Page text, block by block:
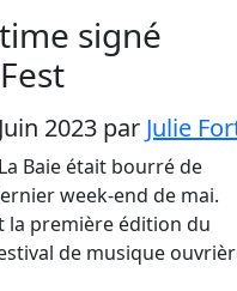
signé
2023 par Julie
Baie était bourré de
week-end de mai.
la première édition du
de musique